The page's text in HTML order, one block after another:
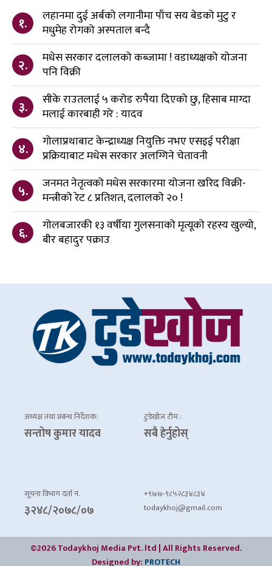
१.
लहानमा दुई अर्बको लगानीमा पाँच सय बेडको मुटु र
मधुमेह रोगको अस्पताल बन्दै
२.
मधेस सरकार दलालको कब्जामा ! वडाध्यक्षको योजना
पनि विक्री
३.
सीके राउतलाई ५ करोड रुपैया दिएको छु, हिसाब माग्दा
मलाई कारबाही गरे : यादव
४.
गोलाप्रथाबाट केन्द्राध्यक्ष नियुक्ति नभए एसइई परीक्षा
प्रक्रियाबाट मधेस सरकार अलग्गिने चेतावनी
५.
जनमत नेतृत्वको मधेस सरकारमा योजना खरिद विक्री-
मन्त्रीको रेट ८ प्रतिशत, दलालको २० !
६.
गोलबजारकी १३ वर्षीया गुलसनाको मृत्यूको रहस्य खुल्यो,
बीर बहादुर पक्राउ
अध्यक्ष तथा प्रबन्ध निर्देशक:
सन्तोष कुमार यादव
टुडेखोज टीम :
सबै हेर्नुहोस्
सूचना विभाग दर्ता नं.
३२४८/२०७८/०७
+९७७-९८५२८३४८३४
todaykhoj@gmail.com
©2026 Todaykhoj Media Pvt. ltd | All Rights Reserved.
Designed by: PROTECH